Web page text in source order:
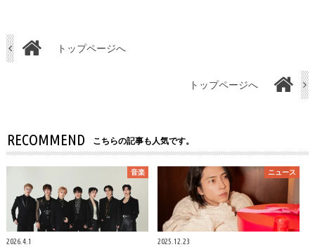
トップページへ
トップページへ
RECOMMEND こちらの記事も人気です。
音楽
2026.4.1
ニュース
2025.12.23